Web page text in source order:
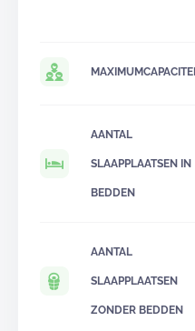
AANTAL
SLAAPPLAATSEN IN
BEDDEN
AANTAL
SLAAPPLAATSEN
ZONDER BEDDEN